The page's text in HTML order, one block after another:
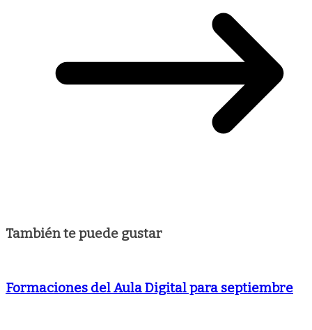
También te puede gustar
Formaciones del Aula Digital para septiembre